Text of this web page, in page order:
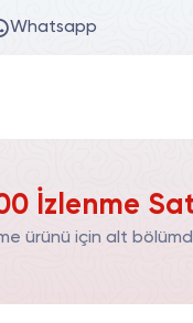
Whatsapp
İzlenme
ürünü için alt